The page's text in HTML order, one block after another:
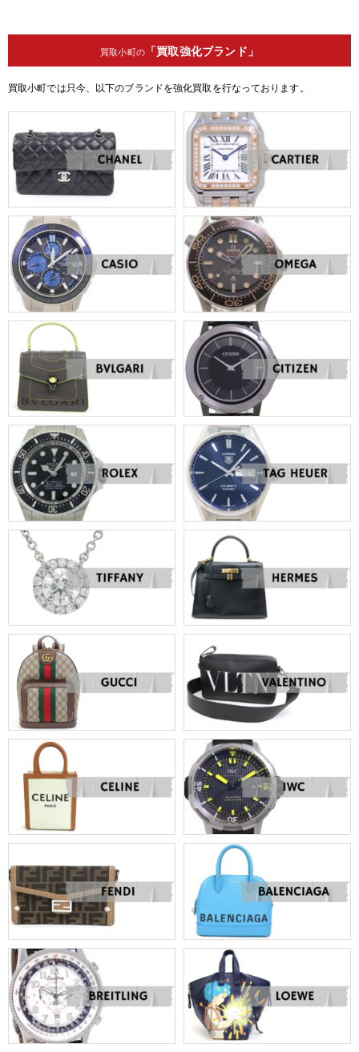
買取小町の「買取強化ブランド」
買取小町では只今、以下のブランドを強化買取を行なっております。